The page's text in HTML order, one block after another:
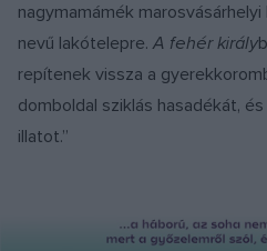
nagymamámék
nevű lakótelepre.A fehér király
repítenek vissza a
domboldal sziklás hasadékát,
illatot.”